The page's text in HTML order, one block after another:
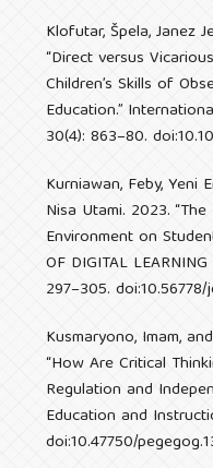
Klofutar, Špela, Janez
“Direct versus
Children’s Skills of
Education.”
30(4): 863–80.
Kurniawan, Feby, Yeni
Nisa Utami. 2023.
Environment on
OF DIGITAL
297–305. doi:10.56778/
Kusmaryono, Imam,
“How Are Critical
Regulation and
Education and
doi:10.47750/